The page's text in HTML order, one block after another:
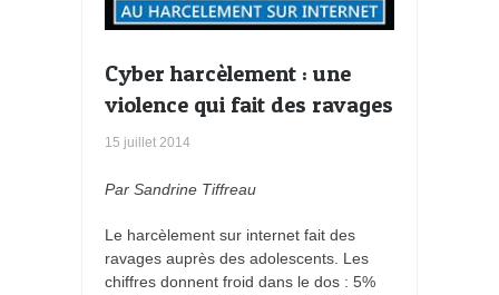
Cyber harcèlement : une
violence qui fait des ravages
15 juillet 2014
Par Sandrine Tiffreau
Le harcèlement sur internet fait des
ravages auprès des adolescents. Les
chiffres donnent froid dans le dos : 5%